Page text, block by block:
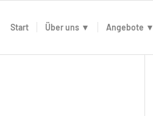
Start Über uns ▼ Angebote ▼